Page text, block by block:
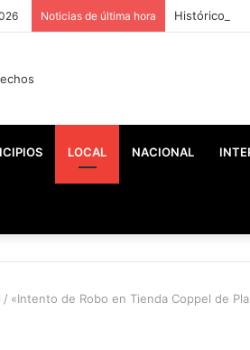
Noticias de última hora Histórico:
LOCAL NACIONAL
/ «Intento de Robo en Tienda Coppel de